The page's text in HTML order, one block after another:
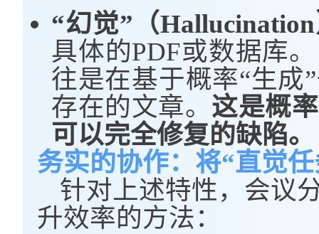
“幻觉”（
具体的PDF或数据库
往是在基于概率“生成
存在的文章。 这是概
可以完全修复的缺陷。
务实的协作：将“直觉
针对上述特性，会议
升效率的方法：